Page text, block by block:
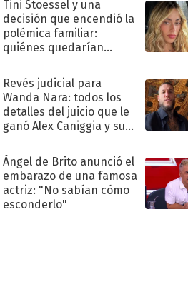
Tini Stoessel y una
decisión que encendió la
polémica familiar:
quiénes quedarían
Revés judicial para
Wanda Nara: todos los
detalles del juicio que le
ganó Alex Caniggia y sus
Ángel de Brito anunció el
embarazo de una famosa
actriz: "No sabían cómo
esconderlo"